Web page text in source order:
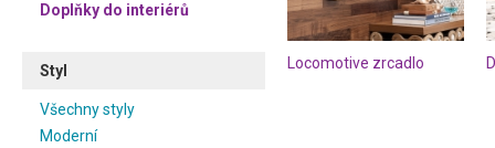
Doplňky do interiérů
Styl
Všechny styly
Moderní
Locomotive zrcadlo